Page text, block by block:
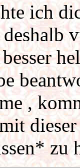
ich
deshalb
,
zu